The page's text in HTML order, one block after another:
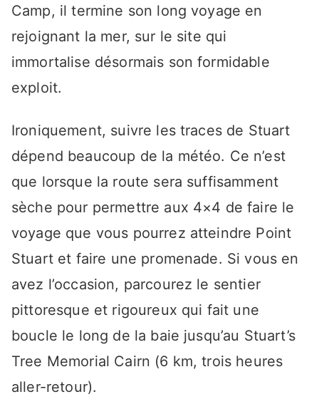
Camp, il termine son long voyage en
rejoignant la mer, sur le site qui
immortalise désormais son formidable
exploit.
Ironiquement, suivre les traces de Stuart
dépend beaucoup de la météo. Ce n’est
que lorsque la route sera suffisamment
sèche pour permettre aux 4×4 de faire le
voyage que vous pourrez atteindre Point
Stuart et faire une promenade. Si vous en
avez l’occasion, parcourez le sentier
pittoresque et rigoureux qui fait une
boucle le long de la baie jusqu’au Stuart’s
Tree Memorial Cairn (6 km, trois heures
aller-retour).